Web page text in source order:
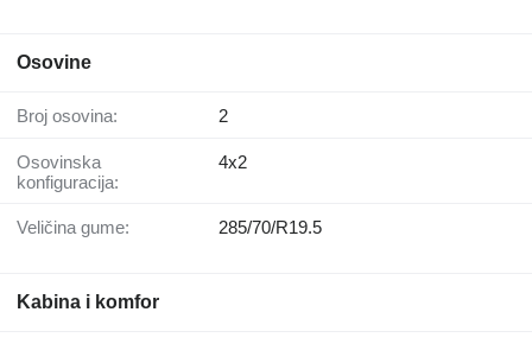
Osovine
Broj osovina: 2
Osovinska
konfiguracija:
4x2
Veličina gume: 285/70/R19.5
Kabina i komfor